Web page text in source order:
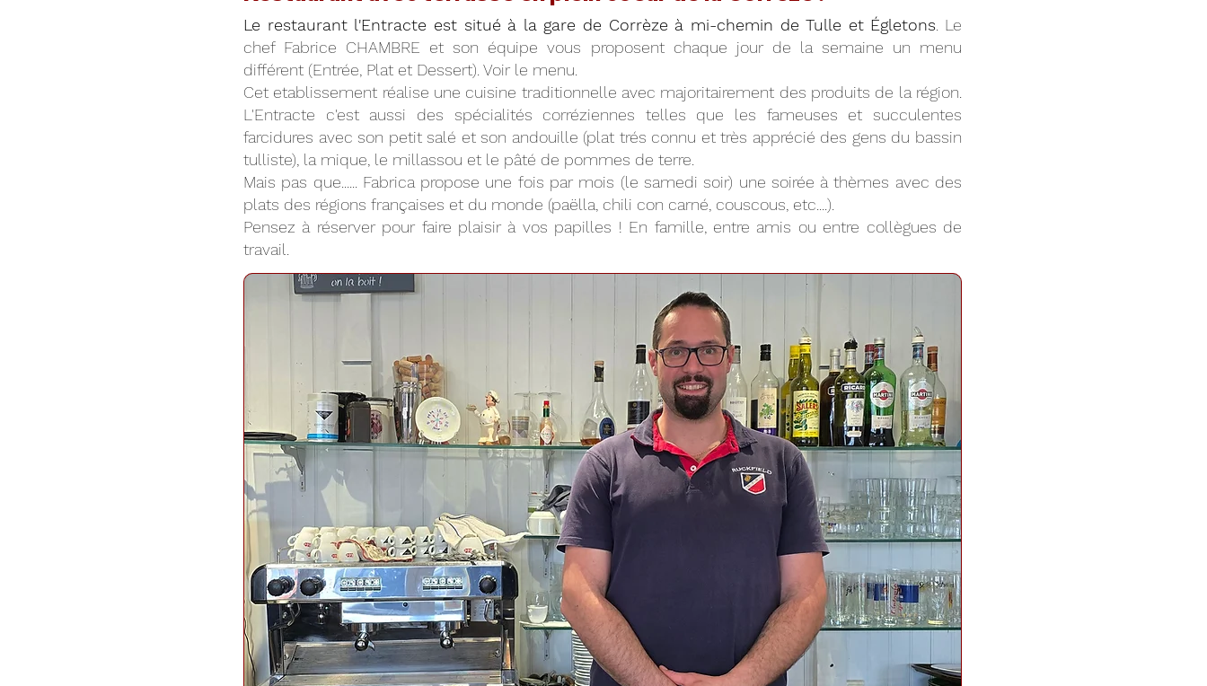
Le restaurant l'Entracte est situé à la gare de Corrèze à mi-chemin de Tulle et Égletons . Le
chef Fabrice CHAMBRE et son équipe vous proposent chaque jour de la semaine un menu
différent (Entrée, Plat et Dessert). Voir le menu.
Cet etablissement réalise une cuisine traditionnelle avec majoritairement des produits de la région.
L'Entracte c'est aussi des spécialités corréziennes telles que les fameuses et succulentes
farcidures avec son petit salé et son andouille (plat trés connu et très apprécié des gens du bassin
tulliste), la mique, le millassou et le pâté de pommes de terre.
Mais pas que...... Fabrica propose une fois par mois (le samedi soir) une soirée à thèmes avec des
plats des régions françaises et du monde (paëlla, chili con carné, couscous, etc....).
Pensez à réserver pour faire plaisir à vos papilles ! En famille, entre amis ou entre collègues de
travail.